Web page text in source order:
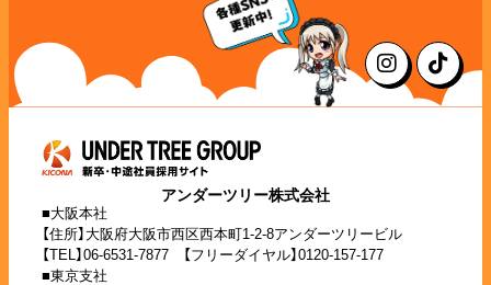
アンダーツリー株式会社
■大阪本社
【住所】大阪府大阪市西区西本町1-2-8アンダーツリービル
【TEL】06-6531-7877 【フリーダイヤル】0120-157-177
■東京支社